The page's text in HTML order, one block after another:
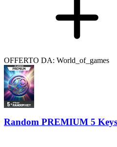
OFFERTO DA: World_of_games
Random PREMIUM 5